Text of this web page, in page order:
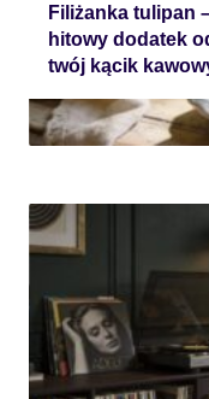
Filiżanka tulipan
hitowy dodatek
twój kącik